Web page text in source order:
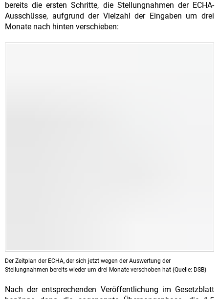
bereits die ersten Schritte, die Stellungnahmen der ECHA-
Ausschüsse, aufgrund der Vielzahl der Eingaben um drei
Monate nach hinten verschieben:
Der Zeitplan der ECHA, der sich jetzt wegen der Auswertung der
Stellungnahmen bereits wieder um drei Monate verschoben hat (Quelle: DSB)
Nach der entsprechenden Veröffentlichung im Gesetzblatt